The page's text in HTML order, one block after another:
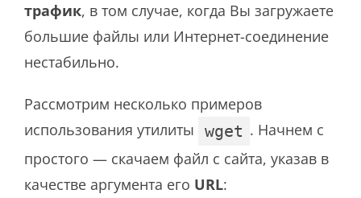
трафик, в том случае, когда Вы загружаете
большие файлы или Интернет-соединение
нестабильно.
Рассмотрим несколько примеров
использования утилиты wget . Начнем с
простого — скачаем файл с сайта, указав в
качестве аргумента его URL: